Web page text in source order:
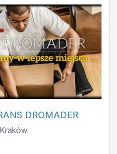
DROMADER
Kraków